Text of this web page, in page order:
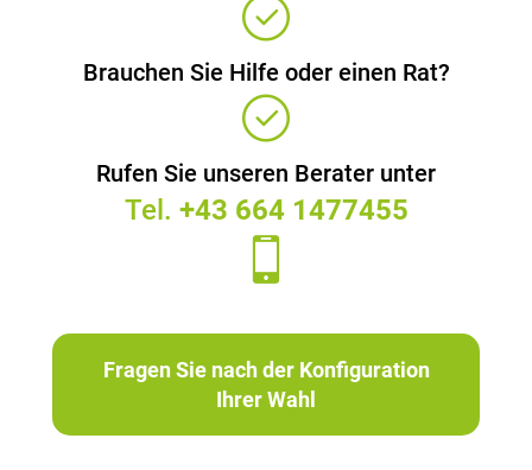
Brauchen Sie Hilfe oder einen Rat?
Rufen Sie unseren Berater unter
Tel. +43 664 1477455
Fragen Sie nach der Konfiguration
Ihrer Wahl